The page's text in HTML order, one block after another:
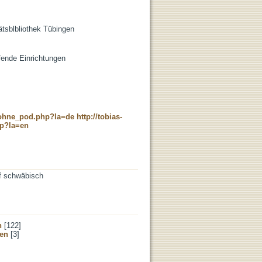
Tübingen
Einrichtungen
http://tobias-
schwäbisch
[122]
[3]